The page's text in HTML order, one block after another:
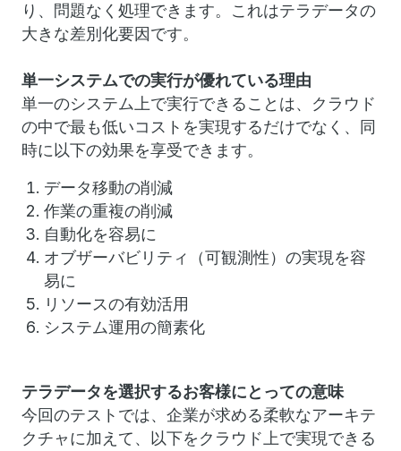
り、問題なく処理できます。これはテラデータの
大きな差別化要因です。
単一システムでの実行が優れている理由
単一のシステム上で実行できることは、クラウド
の中で最も低いコストを実現するだけでなく、同
時に以下の効果を享受できます。
データ移動の削減
作業の重複の削減
自動化を容易に
オブザーバビリティ（可観測性）の実現を容
易に
リソースの有効活用
システム運用の簡素化
テラデータを選択するお客様にとっての意味
今回のテストでは、企業が求める柔軟なアーキテ
クチャに加えて、以下をクラウド上で実現できる